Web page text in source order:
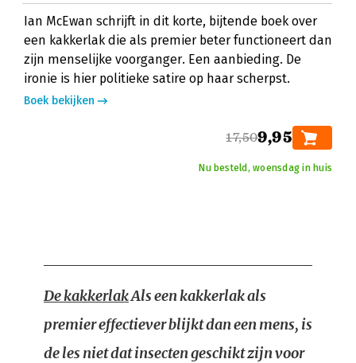
Ian McEwan schrijft in dit korte, bijtende boek over
een kakkerlak die als premier beter functioneert dan
zijn menselijke voorganger. Een aanbieding. De
ironie is hier politieke satire op haar scherpst.
Boek bekijken
17,509,95
Nu besteld, woensdag in huis
De kakkerlakAls een kakkerlak als
premier effectiever blijkt dan een mens, is
de les niet dat insecten geschikt zijn voor